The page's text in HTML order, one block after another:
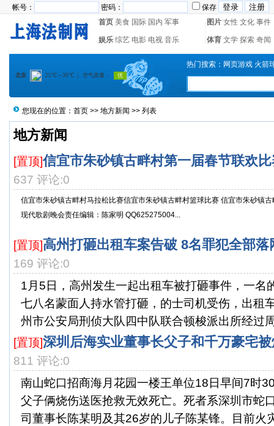
帐号： 密码：
保存
首页 美食 国际 国内 军事 图片 女性 文化 事件
娱乐 综艺 电影 电视 音乐 体育 文学 探索 奇闻
热门搜索： 网页游戏 火箭
您现在的位置： 首页 >> 地方新闻 >> 列表
地方新闻
[置顶]信宜市朱砂镇古畔村第一届春节联欢
637 评论:0
信宜市朱砂镇古畔村马拉松比赛信宜市朱砂镇古畔村篮球比赛 信宜市朱砂镇
现代歌剧晚会责任编辑：陈家明 QQ625275004...
[置顶]高州打砸出租车案告破 8名罪犯全部落
169 评论:0
1月5日，高州发生一起出租车被打砸事件，一名
七八名蒙面人持水管打砸，的士司机受伤，出租
州市公安局刑侦大队四中队联合顿梭派出所经过
[置顶]深圳后海实业董事长父子和千万豪宅
811 评论:0
南山蛇口招商海月花园一楼王单位18日早间7时
父子俩烧伤送医抢救无效死亡。死者系深圳市蛇
司董事长陈某明及其26岁的儿子陈某锋。目前火